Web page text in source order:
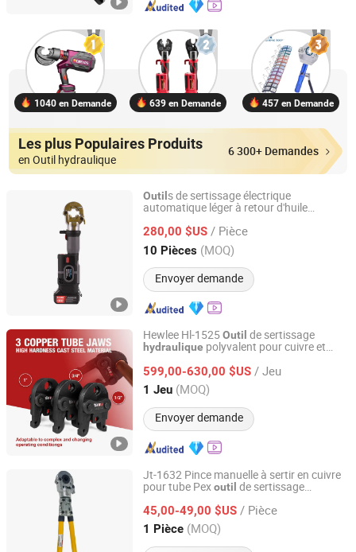
1040 en Demande 639 en Demande 457 en Demande
Les plus Populaires Produits
en Outil hydraulique
6 300+ Demandes
Outil s de sertissage électrique
automatique léger à retour d'huile
280,00 $US / Pièce
10 Pièces (MOQ)
Envoyer demande
Taizhou Haisheng Tools Co., Ltd.
Zhejiang, China Depuis 2025
Hewlee Hl-1525Outil de sertissage
hydraulique polyvalent pour cuivre et
599,00-630,00 $US / Jeu
1 Jeu (MOQ)
Envoyer demande
Wenzhou Hewlee Tools Co., Ltd
Zhejiang, China Depuis 2025
Jt-1632 Pince manuelle à sertir en cuivre
pour tube Pexoutil de sertissage
45,00-49,00 $US / Pièce
1 Pièce (MOQ)
Yuhuan Shenniu Hydraulic Tool Factory
Zhejiang, China Depuis 2025